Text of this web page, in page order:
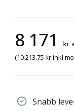
8 171 kr
(10 213.75 krinkl
Snabb